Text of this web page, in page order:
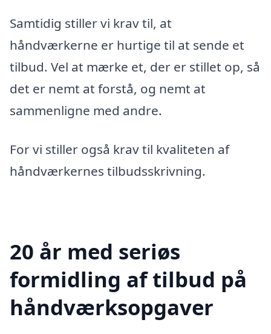
Samtidig stiller vi krav til, at
håndværkerne er hurtige til at sende et
tilbud. Vel at mærke et, der er stillet op, så
det er nemt at forstå, og nemt at
sammenligne med andre.
For vi stiller også krav til kvaliteten af
håndværkernes tilbudsskrivning.
20 år med seriøs
formidling af tilbud på
håndværksopgaver